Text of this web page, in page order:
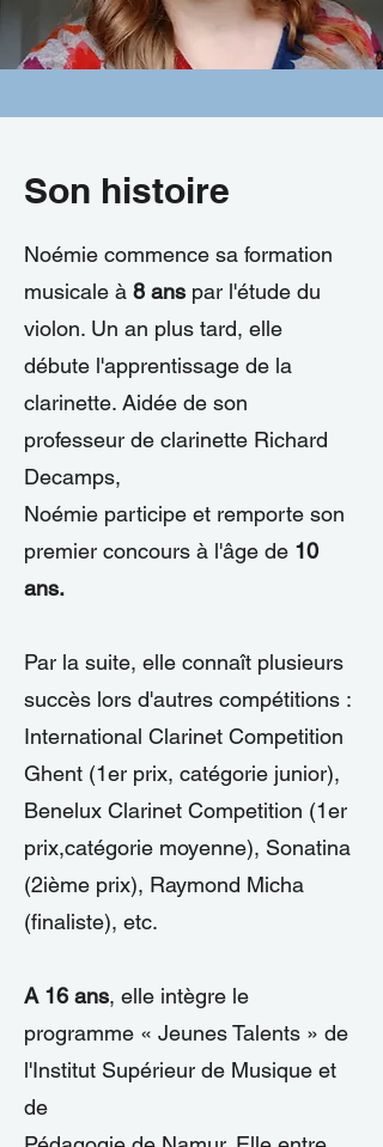
Son histoire
Noémie commence sa formation
musicale à 8 ans par l'étude du
violon. Un an plus tard, elle
débute l'apprentissage de la
clarinette. Aidée de son
professeur de clarinette Richard
Decamps,
Noémie participe et remporte son
premier concours à l'âge de 10
ans.
Par la suite, elle connaît plusieurs
succès lors d'autres compétitions :
International Clarinet Competition
Ghent (1er prix, catégorie junior),
Benelux Clarinet Competition (1er
prix,catégorie moyenne), Sonatina
(2ième prix), Raymond Micha
(finaliste), etc.
A 16 ans, elle intègre le
programme « Jeunes Talents » de
l'Institut Supérieur de Musique et
de